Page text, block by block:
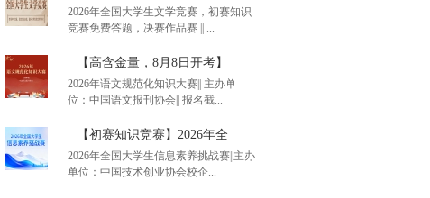
【文学赛事汇总】2026年可
2026年全国大学生文学竞赛，初赛知识
竞赛免费答题，决赛作品赛 || ...
【最后1天】2026年全国大
【高含金量，8月8日开考】
2026年语文规范化知识大赛|| 主办单
位：中国语文报刊协会|| 报名截...
【高含金量，8月8日开考】
【初赛知识竞赛】2026年全
2026年全国大学生信息素养挑战赛||主办
单位：中国技术创业协会校企...